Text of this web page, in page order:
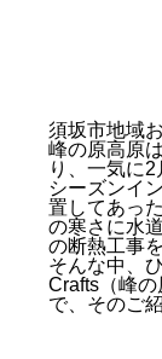
プライバシーポリ
須坂市地域
峰の原高原
り、一気に2
シーズンイ
置してあっ
の寒さに水
の断熱工事
そんな中、
Crafts（峰
で、そのご